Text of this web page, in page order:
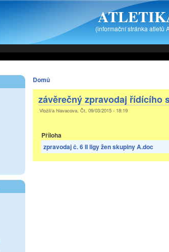
(informační stránka atletů
Domů
závěrečný zpravodaj řídícího
Vložil/a hlavacova, Čt, 09/03/2015 - 18:19
Příloha
zpravodaj č. 6 II ligy žen skupiny A.doc